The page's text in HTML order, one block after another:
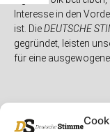
Interesse in den
ist. DieDEUTSCHE
gegründet, leisten
für eine